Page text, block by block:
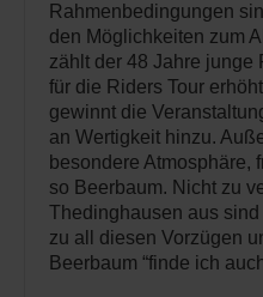
Rahmenbedingungen
den Möglichkeiten zum
zählt der 48 Jahre junge
für die Riders Tour
gewinnt die
an Wertigkeit hinzu.
besondere Atmosphäre,
so Beerbaum. Nicht zu
Thedinghausen aus
zu all diesen Vorzügen
Beerbaum “finde ich